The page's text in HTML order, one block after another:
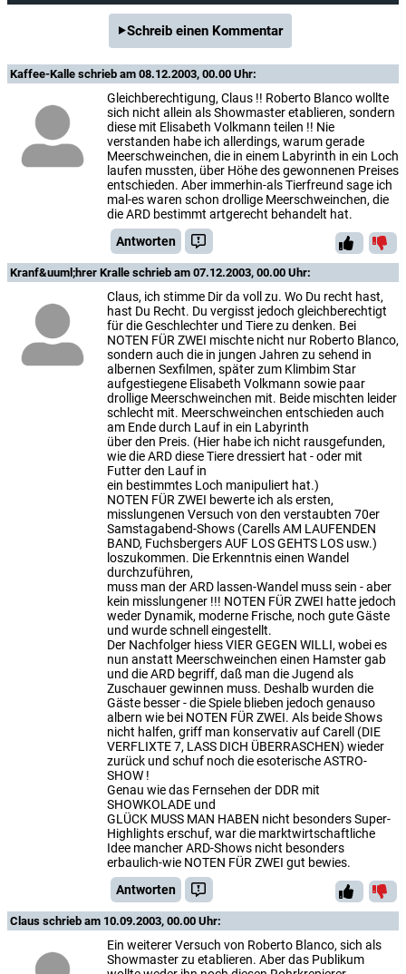
Schreib einen Kommentar
Kaffee-Kalle schrieb am 08.12.2003, 00.00 Uhr:
Gleichberechtigung, Claus !! Roberto Blanco wollte
sich nicht allein als Showmaster etablieren, sondern
diese mit Elisabeth Volkmann teilen !! Nie
verstanden habe ich allerdings, warum gerade
Meerschweinchen, die in einem Labyrinth in ein Loch
laufen mussten, über Höhe des gewonnenen Preises
entschieden. Aber immerhin-als Tierfreund sage ich
mal-es waren schon drollige Meerschweinchen, die
die ARD bestimmt artgerecht behandelt hat.
Antworten
Kranf&uuml;hrer Kralle schrieb am 07.12.2003, 00.00 Uhr:
Claus, ich stimme Dir da voll zu. Wo Du recht hast,
hast Du Recht. Du vergisst jedoch gleichberechtigt
für die Geschlechter und Tiere zu denken. Bei
NOTEN FÜR ZWEI mischte nicht nur Roberto Blanco,
sondern auch die in jungen Jahren zu sehend in
albernen Sexfilmen, später zum Klimbim Star
aufgestiegene Elisabeth Volkmann sowie paar
drollige Meerschweinchen mit. Beide mischten leider
schlecht mit. Meerschweinchen entschieden auch
am Ende durch Lauf in ein Labyrinth
über den Preis. (Hier habe ich nicht rausgefunden,
wie die ARD diese Tiere dressiert hat - oder mit
Futter den Lauf in
ein bestimmtes Loch manipuliert hat.)
NOTEN FÜR ZWEI bewerte ich als ersten,
misslungenen Versuch von den verstaubten 70er
Samstagabend-Shows (Carells AM LAUFENDEN
BAND, Fuchsbergers AUF LOS GEHTS LOS usw.)
loszukommen. Die Erkenntnis einen Wandel
durchzuführen,
muss man der ARD lassen-Wandel muss sein - aber
kein misslungener !!! NOTEN FÜR ZWEI hatte jedoch
weder Dynamik, moderne Frische, noch gute Gäste
und wurde schnell eingestellt.
Der Nachfolger hiess VIER GEGEN WILLI, wobei es
nun anstatt Meerschweinchen einen Hamster gab
und die ARD begriff, daß man die Jugend als
Zuschauer gewinnen muss. Deshalb wurden die
Gäste besser - die Spiele blieben jedoch genauso
albern wie bei NOTEN FÜR ZWEI. Als beide Shows
nicht halfen, griff man konservativ auf Carell (DIE
VERFLIXTE 7, LASS DICH ÜBERRASCHEN) wieder
zurück und schuf noch die esoterische ASTRO-
SHOW !
Genau wie das Fernsehen der DDR mit
SHOWKOLADE und
GLÜCK MUSS MAN HABEN nicht besonders Super-
Highlights erschuf, war die marktwirtschaftliche
Idee mancher ARD-Shows nicht besonders
erbaulich-wie NOTEN FÜR ZWEI gut bewies.
Antworten
Claus schrieb am 10.09.2003, 00.00 Uhr:
Ein weiterer Versuch von Roberto Blanco, sich als
Showmaster zu etablieren. Aber das Publikum